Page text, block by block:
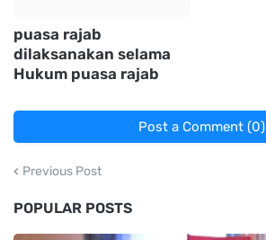
puasa rajab
dilaksanakan selama
Hukum puasa rajab
Post a Comment (0)
Previous Post
POPULAR POSTS